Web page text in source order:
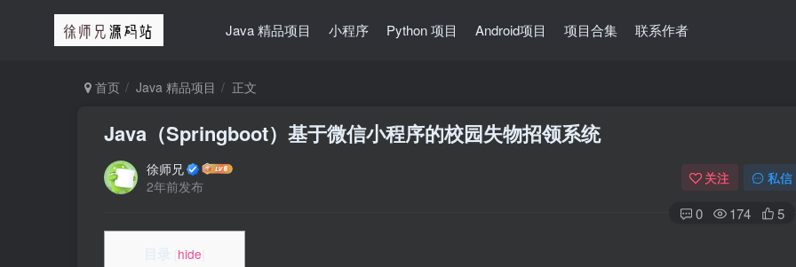
Java 精品项目 小程序 Python 项目 Android项目 项目合集 联系作者
首页 Java 精品项目 正文
Java（Springboot）基于微信小程序的校园失物招领系统
徐师兄
2年前发布
关注 私信
0 174 5
hide